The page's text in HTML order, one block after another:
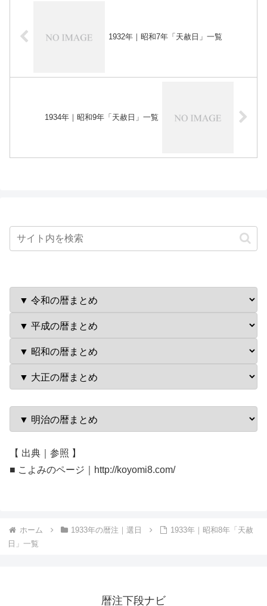
1932年｜昭和7年「天赦日」一覧
1934年｜昭和9年「天赦日」一覧
【 出典｜参照 】
■ こよみのページ｜http://koyomi8.com/
ホーム 1933年の暦注｜選日
1933年｜昭和8年「天赦
日」一覧
暦注下段ナビ